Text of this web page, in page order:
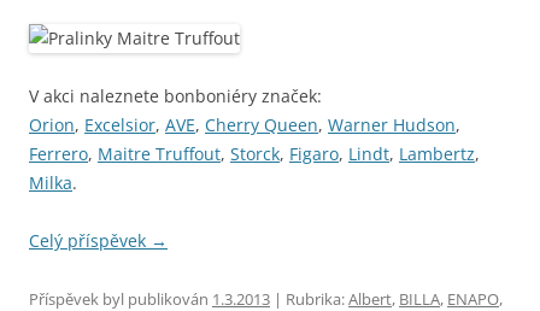
V akci naleznete bonboniéry značek:
Orion, Excelsior, AVE, Cherry Queen, Warner Hudson,
Ferrero, Maitre Truffout, Storck, Figaro, Lindt, Lambertz,
Milka.
Celý příspěvek →
Příspěvek byl publikován 1.3.2013 | Rubrika:Albert, BILLA, ENAPO,